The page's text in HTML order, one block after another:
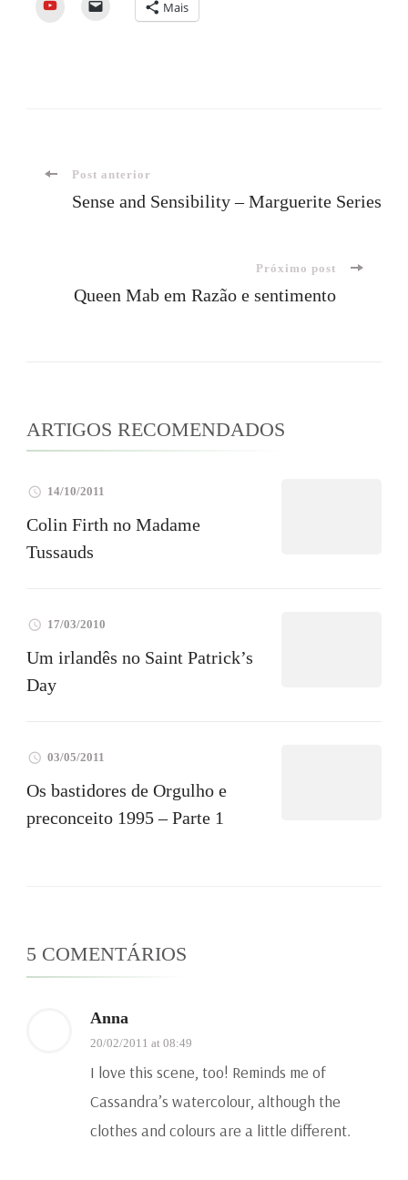
YouTube Mais
Navegação
post
Post anterior
Sense and Sensibility – Marguerite Series
Próximo post
Queen Mab em Razão e sentimento
ARTIGOS RECOMENDADOS
14/10/2011
Colin Firth no Madame
Tussauds
17/03/2010
Um irlandês no Saint Patrick’s
Day
03/05/2011
Os bastidores de Orgulho e
preconceito 1995 – Parte 1
5 COMENTÁRIOS
Anna
20/02/2011 at 08:49
I love this scene, too! Reminds me of
Cassandra’s watercolour, although the
clothes and colours are a little different.